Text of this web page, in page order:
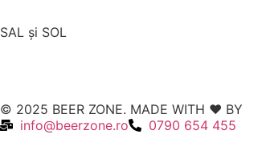
SAL şi SOL
© 2025 BEER ZONE. MADE WITH ❤️ BY
info@beerzone.ro
0790 654 455